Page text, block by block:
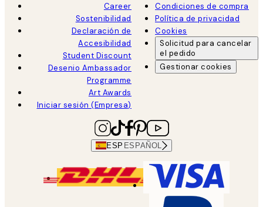
Career
Sostenibilidad
Declaración de
Accesibilidad
Student Discount
Desenio Ambassador
Programme
Art Awards
Iniciar sesión (Empresa)
Condiciones de compra
Política de privacidad
Cookies
Solicitud para cancelar
el pedido
Gestionar cookies
ESP ESPAÑOL